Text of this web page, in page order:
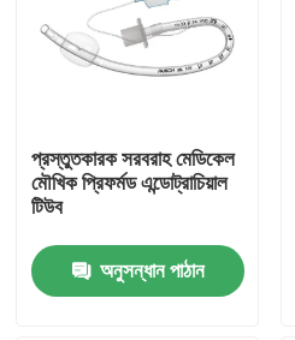
প্রস্তুতকারক সরবরাহ মেডিকেল
মৌখিক প্রিফর্মড এন্ডোট্রাচিয়াল
টিউব
অনুসন্ধান পাঠান